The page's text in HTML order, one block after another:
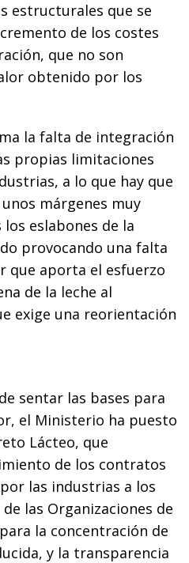
estructurales que se
de los costes
que no son
obtenido por los
la falta de integración
propias limitaciones
a lo que hay que
márgenes muy
eslabones de la
provocando una falta
que aporta el esfuerzo
de la leche al
exige una reorientación
sentar las bases para
el Ministerio ha puesto
Lácteo, que
de los contratos
las industrias a los
las Organizaciones de
la concentración de
y la transparencia